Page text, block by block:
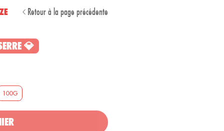
Retour à la page précédente
💎
100G